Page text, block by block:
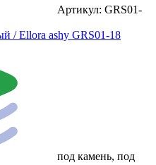
Артикул: GRS01-
/ Ellora ashy GRS01-18
под камень, под